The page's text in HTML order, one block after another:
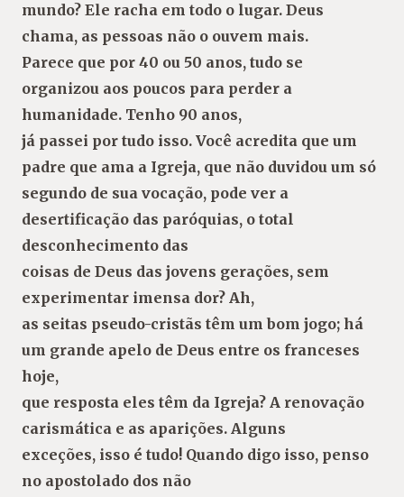
mundo? Ele racha em todo o lugar. Deus
chama, as pessoas não o ouvem mais.
Parece que por 40 ou 50 anos, tudo se
organizou aos poucos para perder a
humanidade. Tenho 90 anos,
já passei por tudo isso. Você acredita que um
padre que ama a Igreja, que não duvidou um só
segundo de sua vocação, pode ver a
desertificação das paróquias, o total
desconhecimento das
coisas de Deus das jovens gerações, sem
experimentar imensa dor? Ah,
as seitas pseudo-cristãs têm um bom jogo; há
um grande apelo de Deus entre os franceses
hoje,
que resposta eles têm da Igreja? A renovação
carismática e as aparições. Alguns
exceções, isso é tudo! Quando digo isso, penso
no apostolado dos não